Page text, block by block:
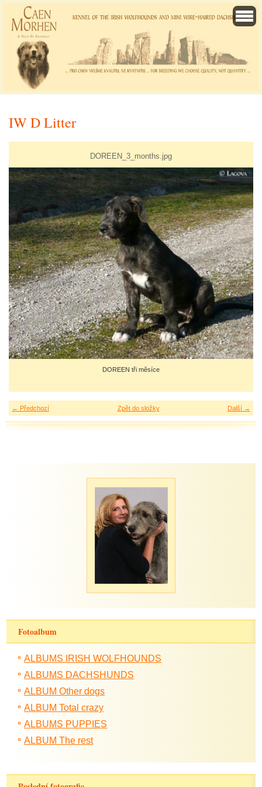
IW D Litter
DOREEN_3_months.jpg
DOREEN tři měsíce
← Předchozí Další →
Zpět do složky
Fotoalbum
ALBUMS IRISH WOLFHOUNDS
ALBUMS DACHSHUNDS
ALBUM Other dogs
ALBUM Total crazy
ALBUMS PUPPIES
ALBUM The rest